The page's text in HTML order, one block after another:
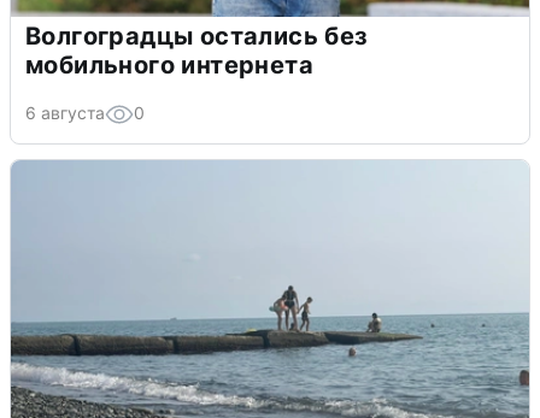
Волгоградцы остались без
мобильного интернета
6 августа 0